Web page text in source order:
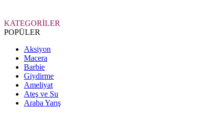
KATEGORİLER
POPÜLER
Aksiyon
Macera
Barbie
Giydirme
Ameliyat
Ateş ve Su
Araba Yarış